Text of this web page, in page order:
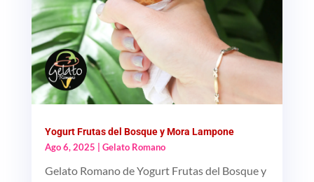
Yogurt Frutas del Bosque y Mora Lampone
Ago 6, 2025
Gelato Romano
Gelato Romano de Yogurt Frutas del Bosque y